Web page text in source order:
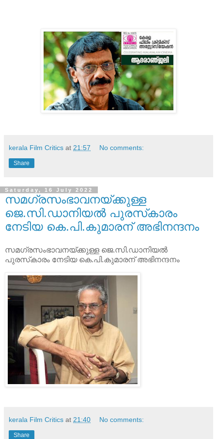
kerala Film Critics at 21:57 No comments:
Share
Saturday, 16 July 2022
സമഗ്രസംഭാവനയ്ക്കുള്ള
ജെ.സി.ഡാനിയല്‍ പുരസ്‌കാരം
നേടിയ കെ.പി.കുമാരന് അഭിനന്ദനം
സമഗ്രസംഭാവനയ്ക്കുള്ള ജെ.സി.ഡാനിയല്‍
പുരസ്‌കാരം നേടിയ കെ.പി.കുമാരന് അഭിനന്ദനം
kerala Film Critics at 21:40 No comments:
Share